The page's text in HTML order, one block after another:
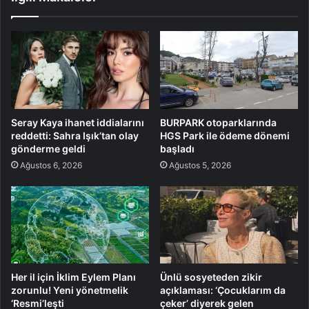
Seray Kaya ihanet iddialarını
reddetti: Sahra Işık’tan olay
gönderme geldi
Ağustos 6, 2026
BURPARK otoparklarında
HGS Park ile ödeme dönemi
başladı
Ağustos 5, 2026
Her il için İklim Eylem Planı
zorunlu! Yeni yönetmelik
‘Resmi’leşti
Ünlü sosyeteden zikir
açıklaması: ‘Çocuklarım da
çeker’ diyerek gelen